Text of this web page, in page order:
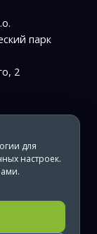
для
настроек.
парк
2